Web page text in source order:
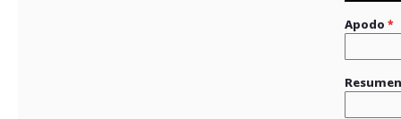
Apodo
Resumen